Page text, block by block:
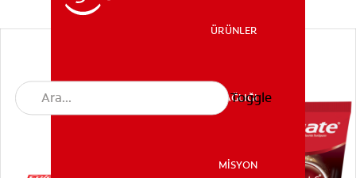
AĞIZ SAĞLIĞI
ÜRÜNLER
AĞIZ SAĞLIĞI
MİSYON
Toggle